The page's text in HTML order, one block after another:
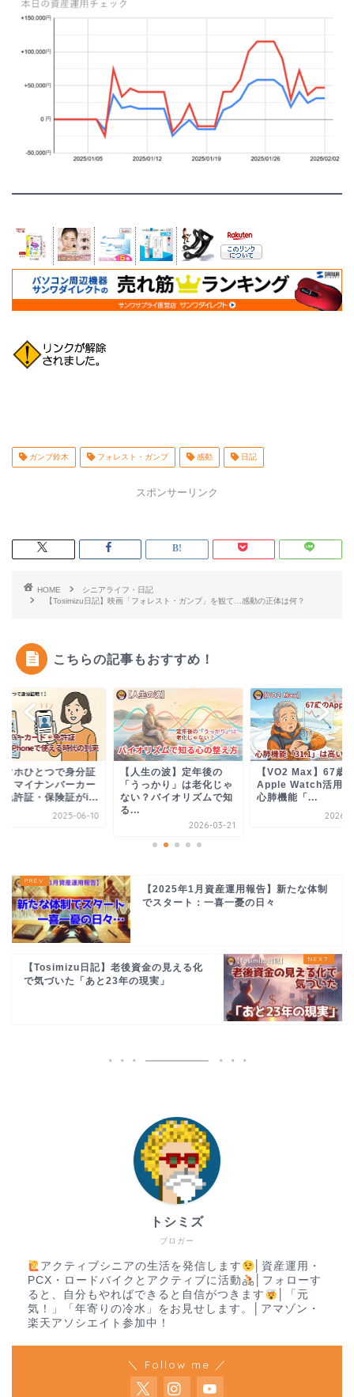
ガンプ鈴木 フォレスト・ガンプ 感動 日記
スポンサーリンク
HOME
シニアライフ・日記
【Tosimizu日記】映画「フォレスト・ガンプ」を観て…感動の正体は何？
こちらの記事もおすすめ！
マホひとつで身分証
】マイナンバーカー
免許証・保険証がi...
2025-06-10
【人生の波】定年後の
「うっかり」は老化じゃ
ない？バイオリズムで知
る...
2026-03-21
【VO2 Max】67歳
Apple Watch活用術
心肺機能「...
2026-
【2025年1月資産運用報告】新たな体制
でスタート：一喜一憂の日々
【Tosimizu日記】老後資金の見える化
で気づいた「あと23年の現実」
ブロガー
トシミズ
アクティブシニアの生活を発信します
│資産運用・
PCX・ロードバイクとアクティブに活動
│フォローす
ると、自分もやればできると自信がつきます
│「元
気！」「年寄りの冷水」をお見せします。│アマゾン・
楽天アソシエイト参加中！
＼ Follow me ／